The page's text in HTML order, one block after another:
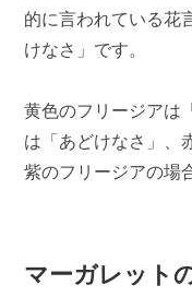
的に言われている花
けなさ」です。
黄色のフリージアは
は「あどけなさ」、
紫のフリージアの場
マーガレット